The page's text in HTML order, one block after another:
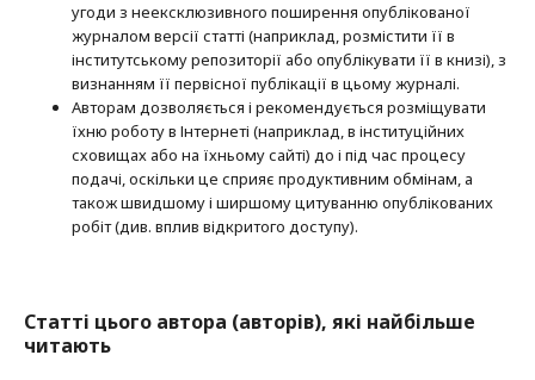
угоди з неексклюзив­ного поширення опублікованої
журналом версії статті (наприклад, розмістити її в
інститутському репозиторії або опубліку­вати її в книзі), з
визнанням її первісної публікації в цьому журналі.
Авторам дозволяється і рекомендується розміщувати
їхню роботу в Інтернеті (наприклад, в інституційних
сховищах або на їхньому сайті) до і під час процесу
подачі, оскільки це сприяє продуктивним обмінам, а
також швидшому і ширшому цитуванню опубліко­ва­них
робіт (див. вплив відкритого доступу).
Статті цього автора (авторів), які найбільше
читають